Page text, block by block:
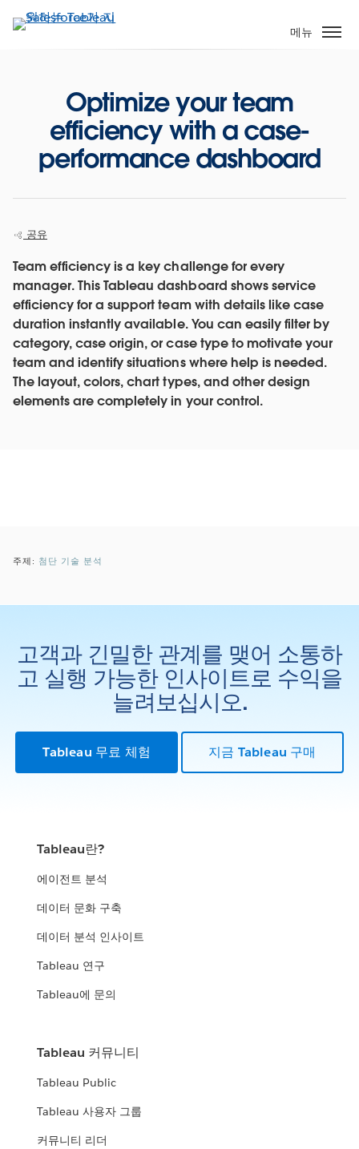
요
메뉴
Optimize your team
efficiency with a case-
performance dashboard
공유
Team efficiency is a key challenge for every
manager. This Tableau dashboard shows service
efficiency for a support team with details like case
duration instantly available. You can easily filter by
category, case origin, or case type to motivate your
team and identify situations where help is needed.
The layout, colors, chart types, and other design
elements are completely in your control.
주제: 첨단 기술 분석
고객과 긴밀한 관계를 맺어 소통하
고 실행 가능한 인사이트로 수익을
늘려보십시오.
Tableau 무료 체험 지금 Tableau 구매
Tableau란?
에이전트 분석
데이터 문화 구축
데이터 분석 인사이트
Tableau 연구
Tableau에 문의
Tableau 커뮤니티
Tableau Public
Tableau 사용자 그룹
커뮤니티 리더